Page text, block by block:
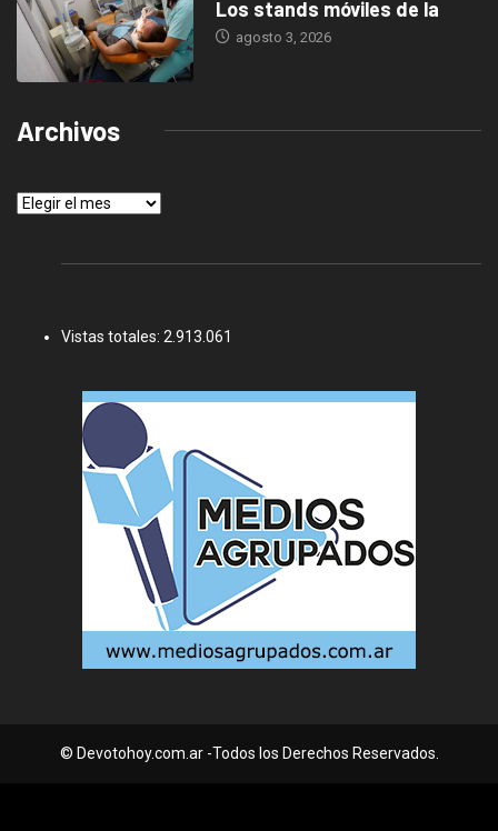
Los stands móviles de la
agosto 3, 2026
Archivos
Archivos
Vistas totales: 2.913.061
© Devotohoy.com.ar -Todos los Derechos Reservados.